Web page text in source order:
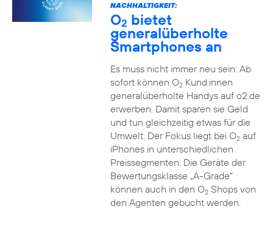
NACHHALTIGKEIT:
O2 bietet
generalüberholte
Smartphones an
Es muss nicht immer neu sein: Ab
sofort können O2Kund:innen
generalüberholte Handys auf o2.de
erwerben. Damit sparen sie Geld
und tun gleichzeitig etwas für die
Umwelt. Der Fokus liegt bei O2auf
iPhones in unterschiedlichen
Preissegmenten. Die Geräte der
Bewertungsklasse „A-Grade“
können auch in den O2Shops von
den Agenten gebucht werden.